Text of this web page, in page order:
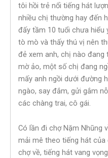
tôi hồi trẻ nổi tiếng hát
nhiều chị thường hay đến
đấy tầm 10 tuổi chưa
tò mò và thấy thú vị nên
đẻ xem anh, chị nào đang
mờ ảo, một số chị đang
mấy anh ngồi dưới đường
ngào, say đắm, gửi gắm
các chàng trai, cô gái.
Có lần đi chợ Nặm Nhũng
mải mê theo tiếng hát của
chợ về, tiếng hát vang